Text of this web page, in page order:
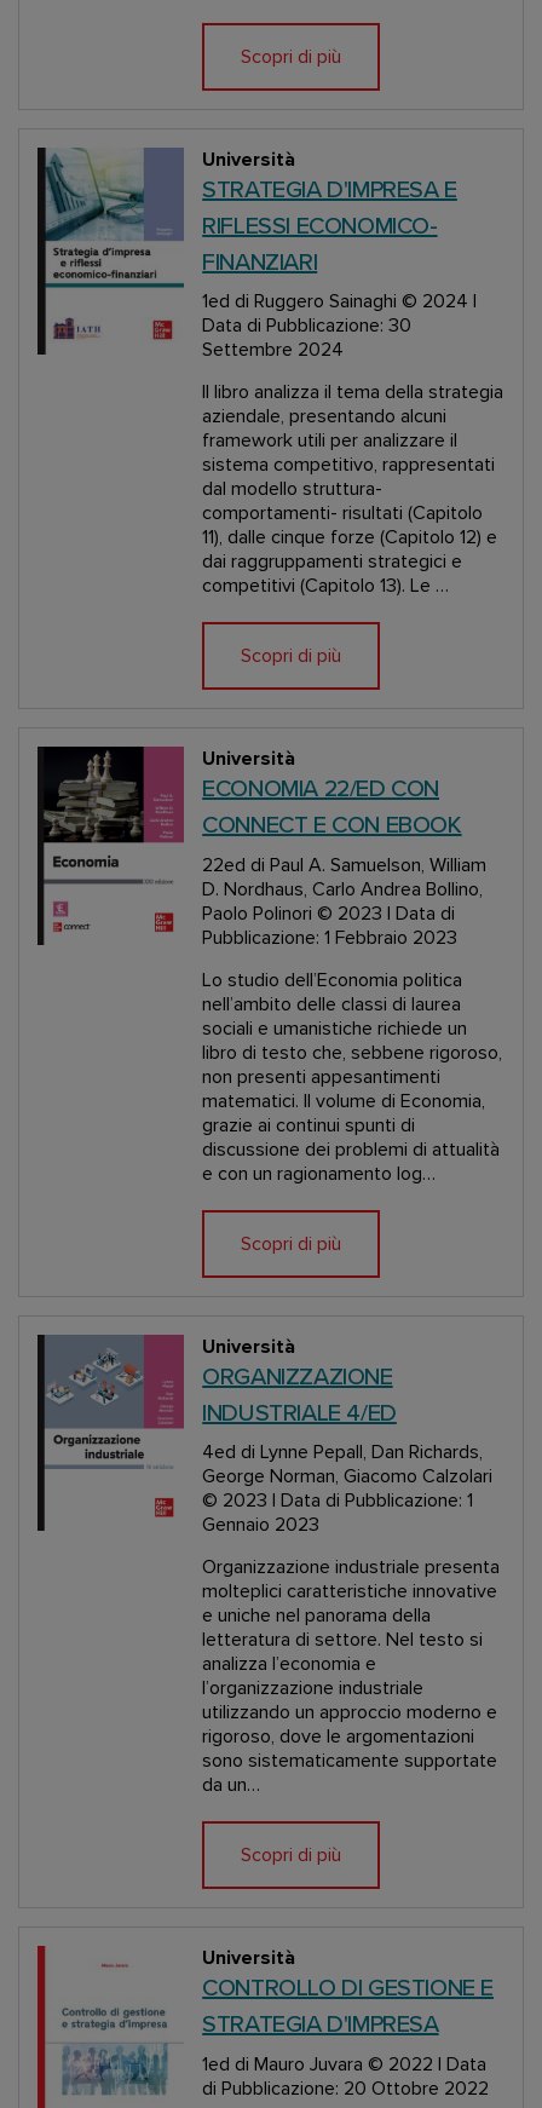
Scopri di più
Università
STRATEGIA D'IMPRESA E
RIFLESSI ECONOMICO-
FINANZIARI
1ed di Ruggero Sainaghi © 2024 |
Data di Pubblicazione: 30
Settembre 2024
Il libro analizza il tema della strategia
aziendale, presentando alcuni
framework utili per analizzare il
sistema competitivo, rappresentati
dal modello struttura-
comportamenti- risultati (Capitolo
11), dalle cinque forze (Capitolo 12) e
dai raggruppamenti strategici e
competitivi (Capitolo 13). Le …
Scopri di più
Università
ECONOMIA 22/ED CON
CONNECT E CON EBOOK
22ed di Paul A. Samuelson, William
D. Nordhaus, Carlo Andrea Bollino,
Paolo Polinori © 2023 | Data di
Pubblicazione: 1 Febbraio 2023
Lo studio dell’Economia politica
nell’ambito delle classi di laurea
sociali e umanistiche richiede un
libro di testo che, sebbene rigoroso,
non presenti appesantimenti
matematici. Il volume di Economia,
grazie ai continui spunti di
discussione dei problemi di attualità
e con un ragionamento log…
Scopri di più
Università
ORGANIZZAZIONE
INDUSTRIALE 4/ED
4ed di Lynne Pepall, Dan Richards,
George Norman, Giacomo Calzolari
© 2023 | Data di Pubblicazione: 1
Gennaio 2023
Organizzazione industriale presenta
molteplici caratteristiche innovative
e uniche nel panorama della
letteratura di settore. Nel testo si
analizza l’economia e
l’organizzazione industriale
utilizzando un approccio moderno e
rigoroso, dove le argomentazioni
sono sistematicamente supportate
da un…
Scopri di più
Università
CONTROLLO DI GESTIONE E
STRATEGIA D'IMPRESA
1ed di Mauro Juvara © 2022 | Data
di Pubblicazione: 20 Ottobre 2022